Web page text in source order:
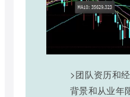
>团队资历和
背景和从业年